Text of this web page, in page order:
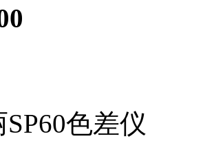
色差仪